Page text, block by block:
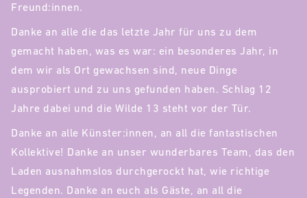
Freund:innen.
Danke an alle die das letzte Jahr für uns zu dem
gemacht haben, was es war: ein besonderes Jahr, in
dem wir als Ort gewachsen sind, neue Dinge
ausprobiert und zu uns gefunden haben. Schlag 12
Jahre dabei und die Wilde 13 steht vor der Tür.
Danke an alle Künster:innen, an all die fantastischen
Kollektive! Danke an unser wunderbares Team, das den
Laden ausnahmslos durchgerockt hat, wie richtige
Legenden. Danke an euch als Gäste, an all die